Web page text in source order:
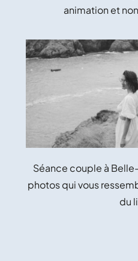
animation et
Séance couple à
photos qui vous
du